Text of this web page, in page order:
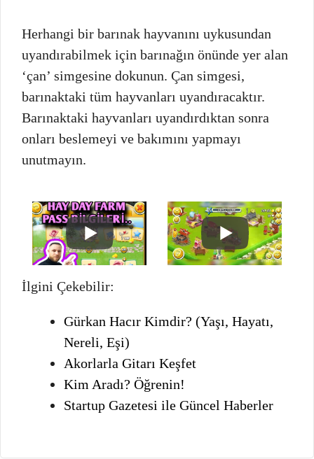
Herhangi bir barınak hayvanını uykusundan
uyandırabilmek için barınağın önünde yer alan
‘çan’ simgesine dokunun. Çan simgesi,
barınaktaki tüm hayvanları uyandıracaktır.
Barınaktaki hayvanları uyandırdıktan sonra
onları beslemeyi ve bakımını yapmayı
unutmayın.
İlgini Çekebilir:
Gürkan Hacır Kimdir? (Yaşı, Hayatı,
Nereli, Eşi)
Akorlarla Gitarı Keşfet
Kim Aradı? Öğrenin!
Startup Gazetesi ile Güncel Haberler